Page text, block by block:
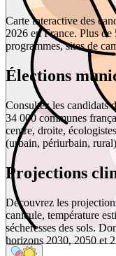
Carte interactive des
2026 en France. Plus
programmes, sites de
Élections
Consultez les candidats
34 000 communes
centre, droite,
(urbain, périurbain,
Projections
Découvrez les
canicule, température
sécheresses des sols.
horizons 2030, 2050 et